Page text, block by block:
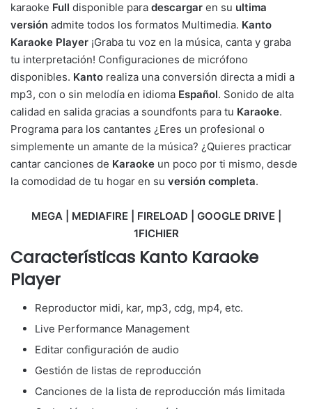
karaoke Full disponible para descargar en su ultima
versión admite todos los formatos Multimedia. Kanto
Karaoke Player ¡Graba tu voz en la música, canta y graba
tu interpretación! Configuraciones de micrófono
disponibles. Kanto realiza una conversión directa a midi a
mp3, con o sin melodía en idioma Español. Sonido de alta
calidad en salida gracias a soundfonts para tu Karaoke.
Programa para los cantantes ¿Eres un profesional o
simplemente un amante de la música? ¿Quieres practicar
cantar canciones de Karaoke un poco por ti mismo, desde
la comodidad de tu hogar en su versión completa.
MEGA | MEDIAFIRE | FIRELOAD | GOOGLE DRIVE |
1FICHIER
Características Kanto Karaoke
Player
Reproductor midi, kar, mp3, cdg, mp4, etc.
Live Performance Management
Editar configuración de audio
Gestión de listas de reproducción
Canciones de la lista de reproducción más limitada